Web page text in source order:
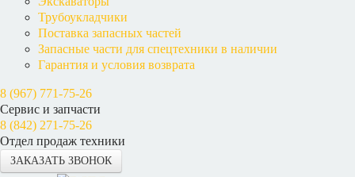
Трубоукладчики
Поставка запасных частей
Запасные части для спецтехники в наличии
Гарантия и условия возврата
8 (967) 771-75-26
Сервис и запчасти
8 (842) 271-75-26
Отдел продаж техники
ЗАКАЗАТЬ ЗВОНОК